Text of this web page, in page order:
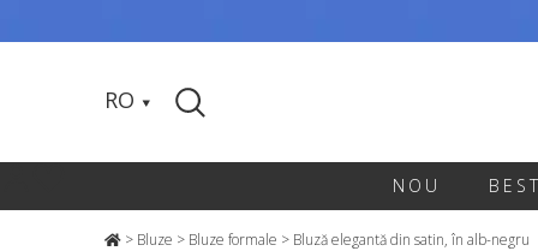
RO
NOU
> Bluze > Bluze formale > Bluză elegantă din satin, în alb-negru